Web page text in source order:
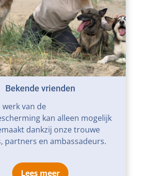
Bekende vrienden
van de
kan alleen mogelijk
dankzij onze trouwe
partners en ambassadeurs.
Lees meer